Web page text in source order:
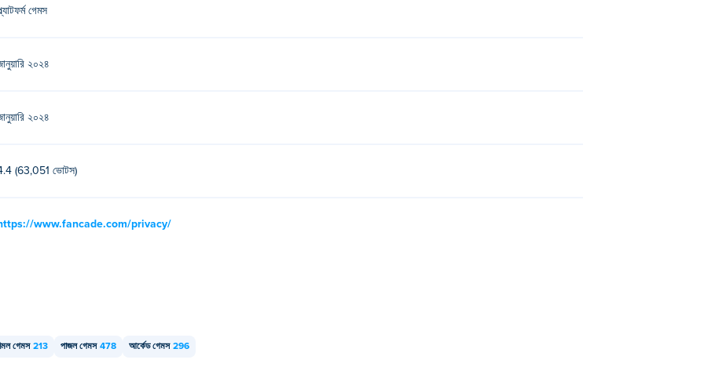
গেমস
২০২৪
২০২৪
(63,051 ভোটস)
www.fancade.com/privacy/
গেমস 213 পাজল গেমস 478 আর্কেড গেমস 296